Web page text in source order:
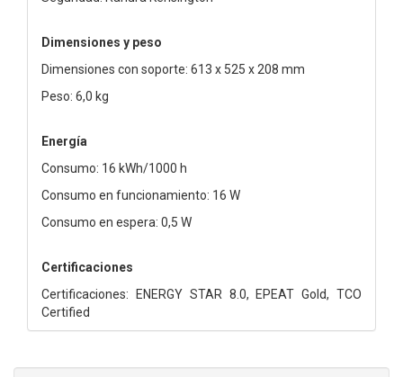
Dimensiones y peso
Dimensiones con soporte: 613 x 525 x 208 mm
Peso: 6,0 kg
Energía
Consumo: 16 kWh/1000 h
Consumo en funcionamiento: 16 W
Consumo en espera: 0,5 W
Certificaciones
Certificaciones: ENERGY STAR 8.0, EPEAT Gold, TCO
Certified